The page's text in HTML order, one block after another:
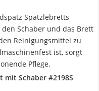
Spätzlebretts
Schaber und das Brett
Reinigungsmittel zu
ist, sorgt
Pflege.
mit Schaber #2198S